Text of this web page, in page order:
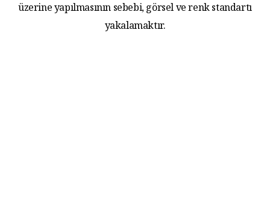
üzerine yapılmasının sebebi, görsel ve renk standartı
yakalamaktır.